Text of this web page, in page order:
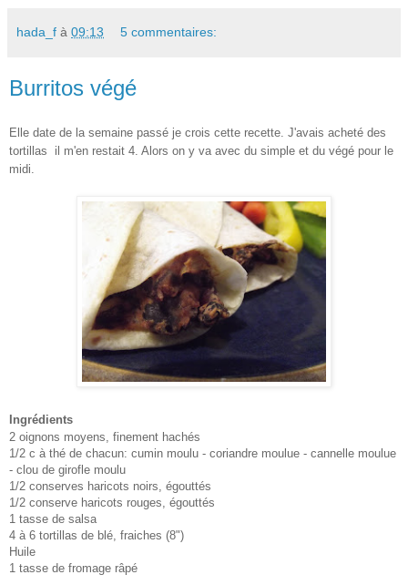
hada_f à 09:13 5 commentaires:
Burritos végé
Elle date de la semaine passé je crois cette recette. J'avais acheté des
tortillas il m'en restait 4. Alors on y va avec du simple et du végé pour le
midi.
Ingrédients
2 oignons moyens, finement hachés
1/2 c à thé de chacun: cumin moulu - coriandre moulue - cannelle moulue
- clou de girofle moulu
1/2 conserves haricots noirs, égouttés
1/2 conserve haricots rouges, égouttés
1 tasse de salsa
4 à 6 tortillas de blé, fraiches (8")
Huile
1 tasse de fromage râpé